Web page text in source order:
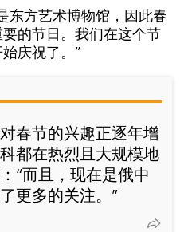
东方艺术博物馆，因此春
的节日。我们在这个节
庆祝了。”
春节的兴趣正逐年增
都在热烈且大规模地
“而且，现在是俄中
更多的关注。”